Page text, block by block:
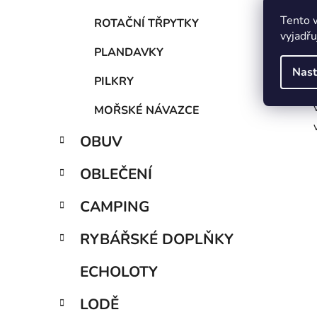
Tento
ROTAČNÍ TŘPYTKY
PLANDAVKY
PILKRY
MOŘSKÉ NÁVAZCE
OBUV
OBLEČENÍ
CAMPING
RYBÁŘSKÉ DOPLŇKY
ECHOLOTY
LODĚ